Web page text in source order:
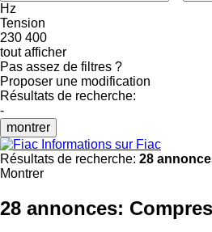
Hz
Tension
230 400
tout afficher
Pas assez de filtres ?
Proposer une modification
Résultats de recherche:
-
montrer
Informations sur Fiac
Résultats de recherche: 28
Montrer
28 annonces: